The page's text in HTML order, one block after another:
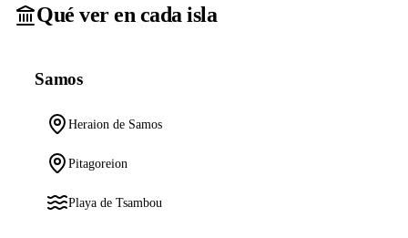
Qué ver en cada isla
Samos
Heraion de Samos
Pitagoreion
Playa de Tsambou